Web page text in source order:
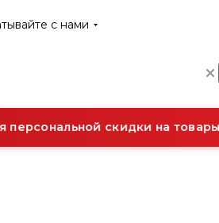
с нами
скидки на